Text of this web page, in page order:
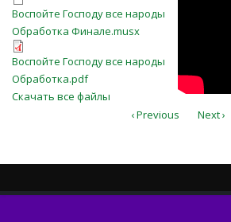
Воспойте Господу
Обработка
Воспойте Господу все народы
Обработка Финале.musx
Воспойте Господу
Обработка.pdf
Воспойте Господу все народы
Обработка.pdf
Скачать все файлы
‹ Previous Next ›